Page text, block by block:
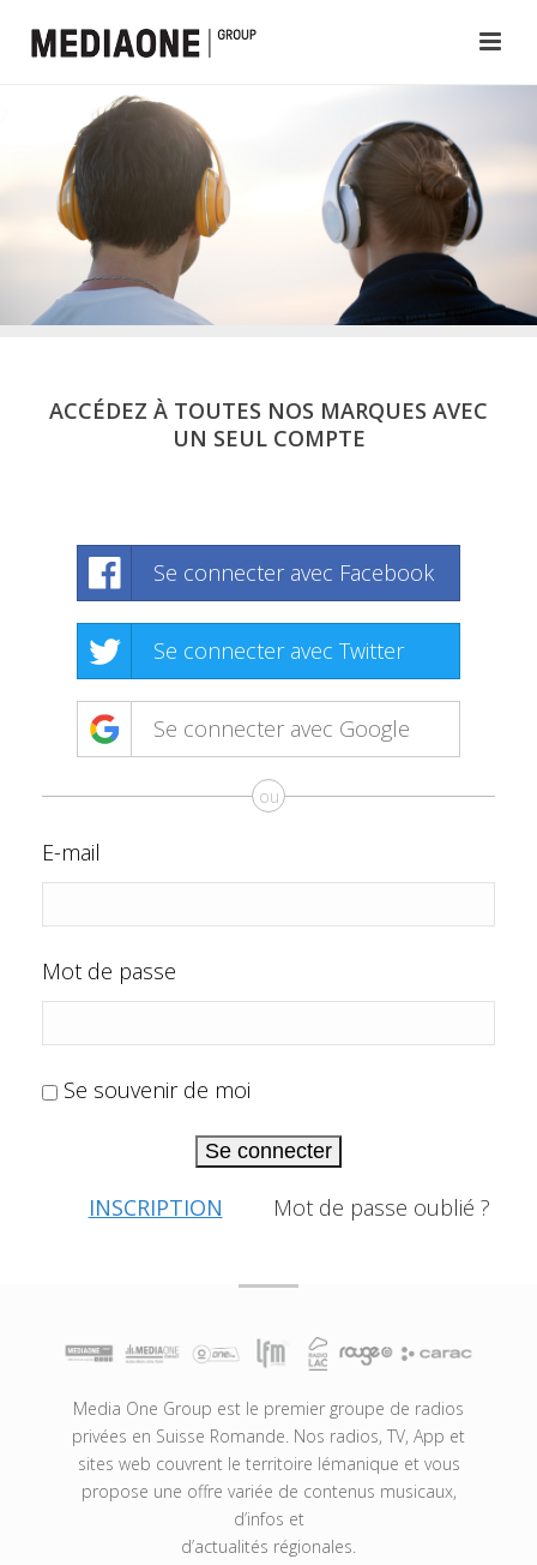
ACCÉDEZ À TOUTES NOS MARQUES AVEC
UN SEUL COMPTE
Se connecter avec Facebook
Se connecter avec Twitter
Se connecter avec Google
ou
E-mail
Mot de passe
Se souvenir de moi
Se connecter
INSCRIPTION Mot de passe oublié ?
Media One Group est le premier groupe de radios
privées en Suisse Romande. Nos radios, TV, App et
sites web couvrent le territoire lémanique et vous
propose une offre variée de contenus musicaux,
d’infos et
d’actualités régionales.